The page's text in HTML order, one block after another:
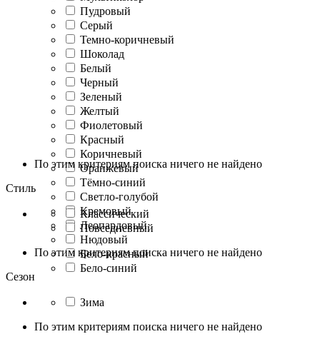
Пудровый
Серый
Темно-коричневый
Шоколад
Белый
Черный
Зеленый
Желтый
Фиолетовый
Красный
Коричневый
Оранжевый
Тёмно-синий
Светло-голубой
Кремовый
Леопардовый
Нюдовый
Бело-красный
Бело-синий
По этим критериям поиска ничего не найдено
Стиль
Классический
Повседневный
По этим критериям поиска ничего не найдено
Сезон
Зима
По этим критериям поиска ничего не найдено